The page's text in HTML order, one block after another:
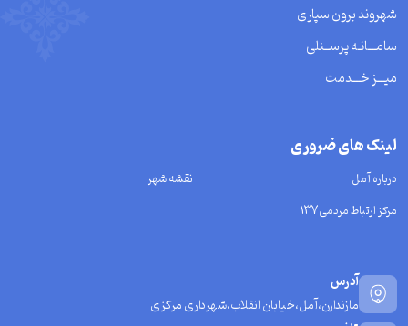
شهروند برون سپاری
سامـــانـه پرســنلی
میـــز خـــدمت
لینک های ضروری
درباره آمل
نقشه شهر
مرکز ارتباط مردمی137
آدرس
مازندارن،آمل،خیابان انقلاب،شهرداری مرکزی